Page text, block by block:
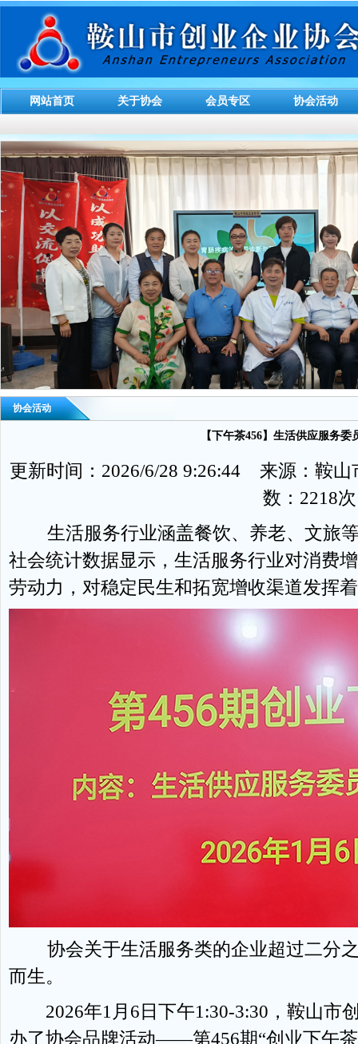
网站首页 关于协会 会员专区 协会活动
协会活动
【下午茶456】生活供应服务委
更新时间：2026/6/28 9:26:44 来源：鞍
数：2218次
生活服务行业涵盖餐饮、养老、文旅等
社会统计数据显示，生活服务行业对消费
劳动力，对稳定民生和拓宽增收渠道发挥
协会关于生活服务类的企业超过二分
而生。
2026年1月6日下午1:30-3:30，鞍山市
办了协会品牌活动——第456期“创业下午